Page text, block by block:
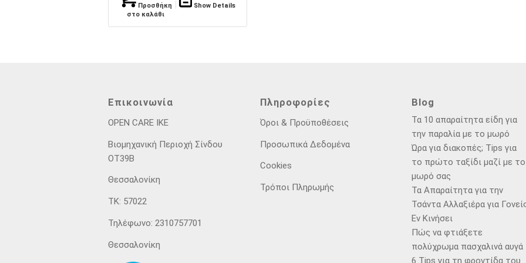
Προσθήκη
στο καλάθι
Show Details
Επικοινωνία
OPEN CARE IKE
Βιομηχανική Περιοχή Σίνδου
ΟΤ39Β
Θεσσαλονίκη
ΤΚ: 57022
Τηλέφωνο: 2310757701
Θεσσαλονίκη
Πληροφορίες
Όροι & Προϋποθέσεις
Προσωπικά Δεδομένα
Cookies
Τρόποι Πληρωμής
Blog
Τα 10 απαραίτητα είδη για
την παραλία με το μωρό
Ώρα για διακοπές; Tips για
το πρώτο ταξίδι μαζί με το
μωρό σας
Τα Απαραίτητα για την
Τσάντα Αλλαξιέρα για
Εν Κινήσει
Πώς να φτιάξετε
πολύχρωμα πασχαλινά αυγά
6 Tips για τη φροντίδα του